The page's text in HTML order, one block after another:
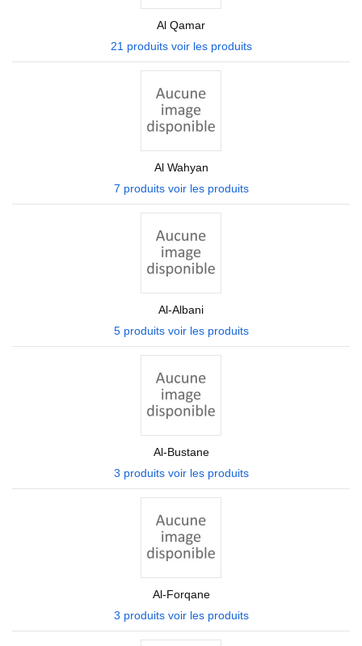
Al Qamar
21 produits voir les produits
Al Wahyan
7 produits voir les produits
Al-Albani
5 produits voir les produits
Al-Bustane
3 produits voir les produits
Al-Forqane
3 produits voir les produits